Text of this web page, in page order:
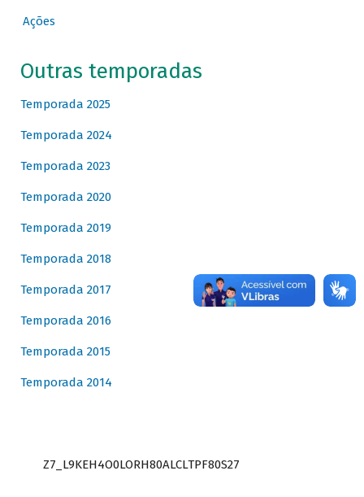
Ações
Outras temporadas
Temporada 2025
Temporada 2024
Temporada 2023
Temporada 2020
Temporada 2019
Temporada 2018
Temporada 2017
Temporada 2016
Temporada 2015
Temporada 2014
Z7_L9KEH4O0LORH80ALCLTPF80S27